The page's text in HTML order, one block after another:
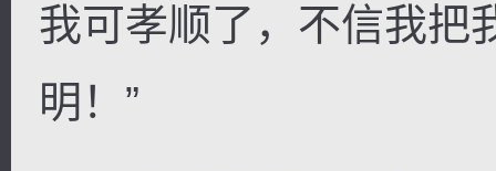
我可孝顺了，不信我把
明！”